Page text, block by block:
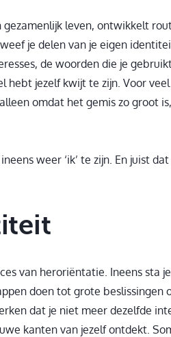
leven, ontwikkelt
je delen van je eigen
de woorden die je
hebt jezelf kwijt te zijn. Voor veel
omdat het gemis zo groot
weer ‘ik’ te zijn. En juist
van heroriëntatie. Ineens sta
doen tot grote beslissingen
dat je niet meer dezelfde
kanten van jezelf ontdekt.